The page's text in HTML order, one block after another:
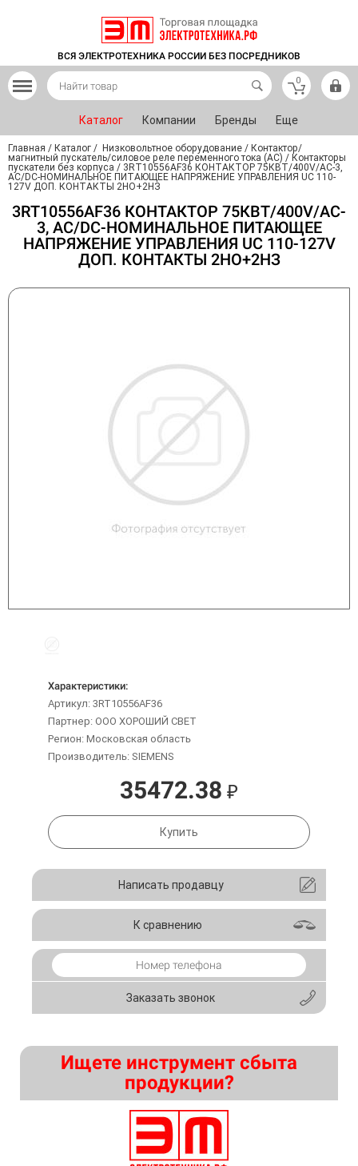
ВСЯ ЭЛЕКТРОТЕХНИКА РОССИИ БЕЗ ПОСРЕДНИКОВ
0
Каталог Компании Бренды Еще
Главная / Каталог / Низковольтное оборудование / Контактор/
магнитный пускатель/силовое реле переменного тока (АС) / Контакторы
пускатели без корпуса / 3RT10556AF36 КОНТАКТОР 75КВТ/400V/AC-3,
AC/DC-НОМИНАЛЬНОЕ ПИТАЮЩЕЕ НАПРЯЖЕНИЕ УПРАВЛЕНИЯ UC 110-
127V ДОП. КОНТАКТЫ 2НО+2НЗ
3RT10556AF36 КОНТАКТОР 75КВТ/400V/AC-
3, AC/DC-НОМИНАЛЬНОЕ ПИТАЮЩЕЕ
НАПРЯЖЕНИЕ УПРАВЛЕНИЯ UC 110-127V
ДОП. КОНТАКТЫ 2НО+2НЗ
Характеристики:
Артикул: 3RT10556AF36
Партнер: ООО ХОРОШИЙ СВЕТ
Регион: Московская область
Производитель: SIEMENS
35472.38 ₽
Купить
Ищете инструмент сбыта
продукции?
Написать продавцу
К сравнению
Заказать звонок